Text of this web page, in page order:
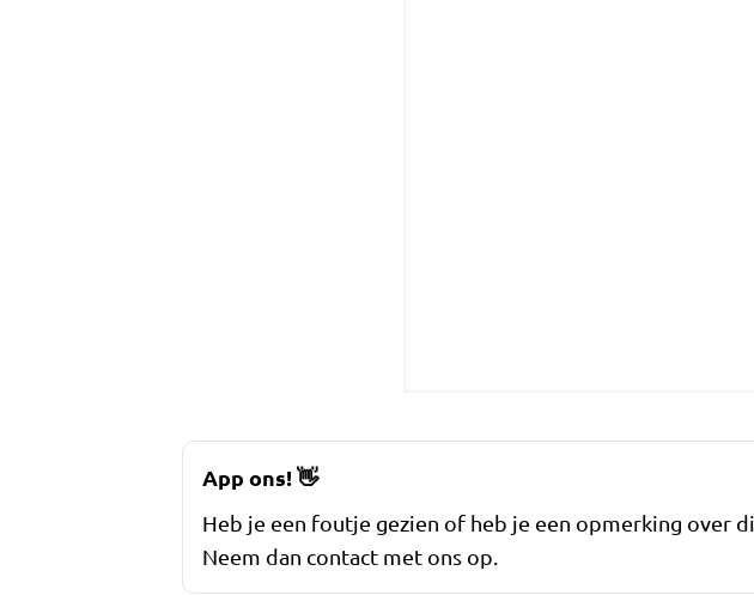
App ons!👋
Heb je een foutje gezien of heb je een opmerking over
Neem dan contact met ons op.